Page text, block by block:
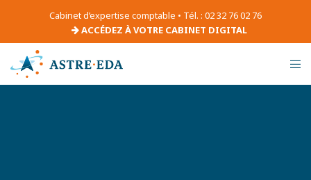
Cabinet d’expertise comptable • Tél. : 02 32 76 02 76
ACCÉDEZ À VOTRE CABINET DIGITAL